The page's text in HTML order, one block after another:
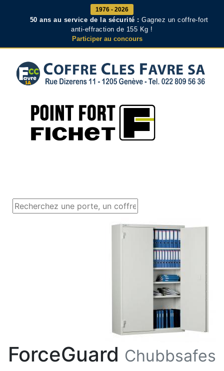
1976 - 2026
50 ans au service de la sécurité : Gagnez un coffre-fort
anti-effraction de 155 Kg !
Participer au concours
ForceGuard Chubbsafes